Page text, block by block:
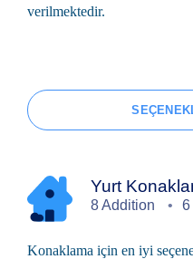
verilmektedir.
Yurt
8 Addition 6
Konaklama için en iyi